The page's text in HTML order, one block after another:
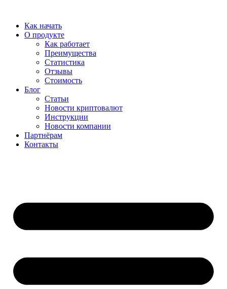
содержимому
Как начать
О продукте
Как работает
Преимущества
Статистика
Отзывы
Стоимость
Блог
Статьи
Новости криптовалют
Инструкции
Новости компании
Партнёрам
Контакты